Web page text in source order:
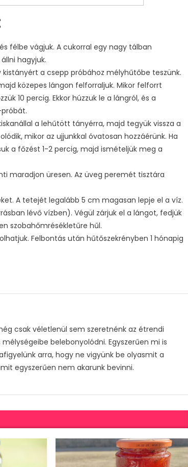
félbe vágjuk. A cukorral egy nagy tálban
hagyjuk.
a csepp próbához mélyhűtőbe teszünk.
közepes lángon felforraljuk. Mikor felforrt
10 percig. Ekkor húzzuk le a lángról, és a
a lehűtött tányérra, majd tegyük vissza a
mikor az ujjunkkal óvatosan hozzáérünk. Ha
a főzést 1-2 percig, majd ismételjük meg a
maradjon üresen. Az üveg peremét tisztára
A tetejét legalább 5 cm magasan lepje el a víz.
lévő vízben). Végül zárjuk el a lángot, fedjük
szobahőmrésékletűre hűl.
Felbontás után hűtőszekrényben 1 hónapig
csak véletlenül sem szeretnénk az étrendi
belebonyolódni. Egyszerűen mi is
arra, hogy ne vigyünk be olyasmit a
egyszerűen nem akarunk bevinni.